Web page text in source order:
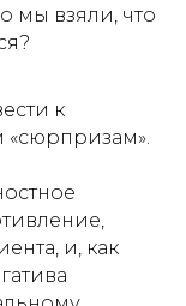
мы взяли, что
к
и, как